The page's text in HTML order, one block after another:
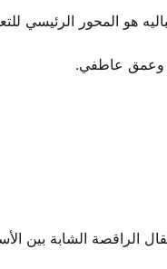
وعمق عاطفي.
الراقصة الشابة بين